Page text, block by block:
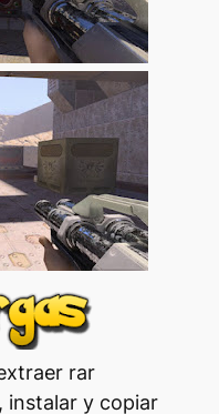
rar
instalar y copiar